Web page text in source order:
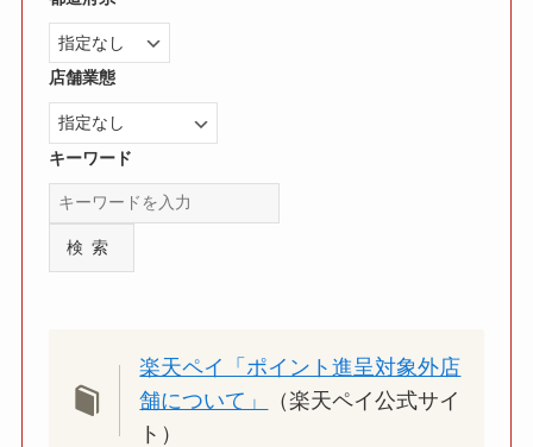
店舗業態
キーワード
検索
楽天ペイ「ポイント進呈対象外店
舗について」
（楽天ペイ公式サイ
ト）